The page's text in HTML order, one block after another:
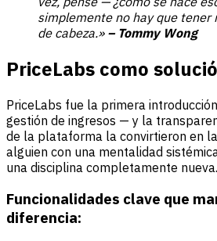
simplemente no hay que tener
de cabeza.» – Tommy Wong
PriceLabs como
PriceLabs fue la primera
gestión de ingresos — y la
de la plataforma la convirtieron en
alguien con una mentalidad
una disciplina completamente nueva.
Funcionalidades clave que
diferencia: